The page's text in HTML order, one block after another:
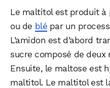
Le maltitol est produit à
ou de blé par un
L’amidon est d’abord
sucre composé de deux
Ensuite, le maltose est
maltitol. Le maltitol est